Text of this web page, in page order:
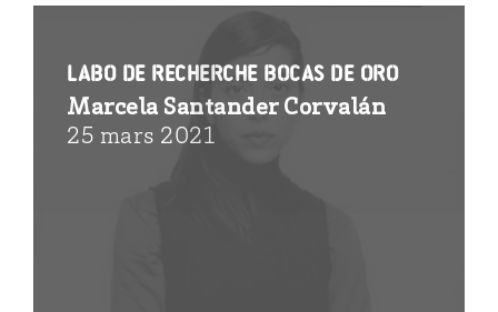
Labo de recherche Bocas de oro
Marcela Santander Corvalán
25 mars 2021